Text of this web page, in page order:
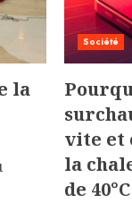
la
Société
vite et
la
de